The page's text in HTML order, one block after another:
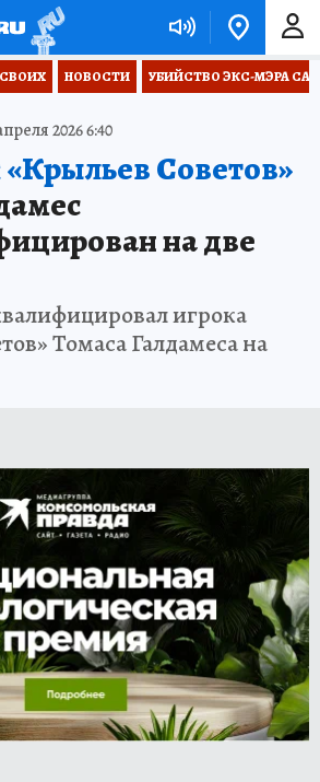
НОВОСТИ УБИЙСТВО ЭКС-МЭРА
2026 6:40
Советов»
на две
игрока
Томаса Галдамеса на